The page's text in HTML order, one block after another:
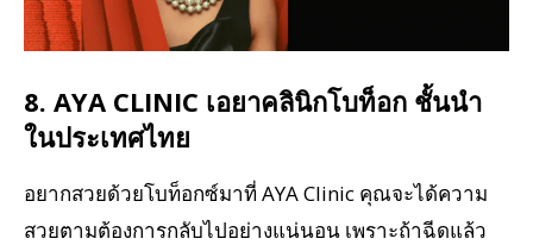
8. AYA CLINIC เอยาคลินิกโบท็อก ชั้นนำ
ในประเทศไทย
อยากสวยด้วยโบท็อกซ์มาที่ AYA Clinic คุณจะได้ความ
สวยตามต้องการกลับไปอย่างแน่นอน เพราะถ้าฉีดแล้ว